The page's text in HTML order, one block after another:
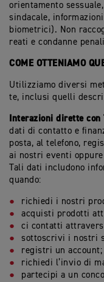
orientamento
sindacale,
biometrici). Non
reati e condanne
COME OTTENIAMO
Utilizziamo diversi
te, inclusi quelli
Interazioni dirette con
dati di contatto e
posta, al telefono,
ai nostri eventi
Tali dati includono
quando:
richiedi i nostri
acquisti prodotti
ci contatti
sottoscrivi i nostri
registri un account;
richiedi l’invio di
partecipi a un